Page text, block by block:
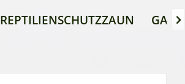
REPTILIENSCHUTZZAUN 